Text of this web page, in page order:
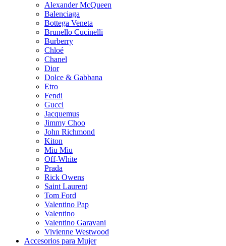
Alexander McQueen
Balenciaga
Bottega Veneta
Brunello Cucinelli
Burberry
Chloé
Chanel
Dior
Dolce & Gabbana
Etro
Fendi
Gucci
Jacquemus
Jimmy Choo
John Richmond
Kiton
Miu Miu
Off-White
Prada
Rick Owens
Saint Laurent
Tom Ford
Valentino Pap
Valentino
Valentino Garavani
Vivienne Westwood
Accesorios para Mujer